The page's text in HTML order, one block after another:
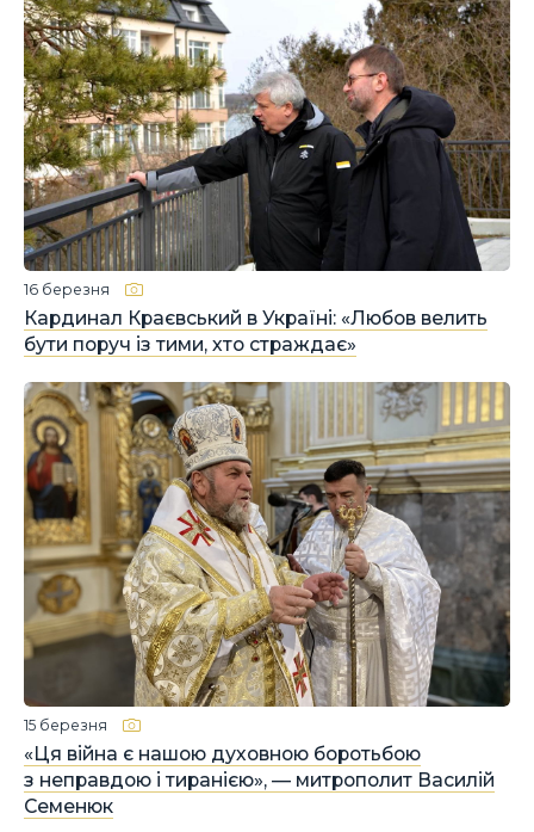
Кардинал Краєвський в Україні: «Любов велить
бути поруч із тими, хто страждає»
16 березня
«Ця війна є нашою духовною боротьбою
з неправдою і тиранією», — митрополит Василій
Семенюк
15 березня